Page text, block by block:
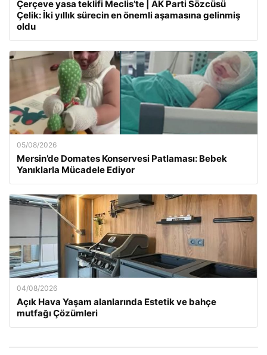
Çerçeve yasa teklifi Meclis’te | AK Parti Sözcüsü
Çelik: İki yıllık sürecin en önemli aşamasına gelinmiş
oldu
05/08/2026
Mersin’de Domates Konservesi Patlaması: Bebek
Yanıklarla Mücadele Ediyor
04/08/2026
Açık Hava Yaşam alanlarında Estetik ve bahçe
mutfağı Çözümleri